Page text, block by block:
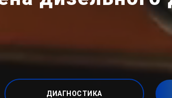
ДИАГНОСТИКА